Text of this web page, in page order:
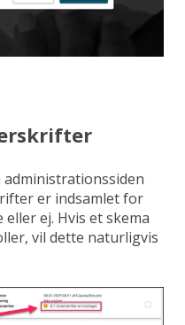
er indsamlet for
ej. Hvis et skema
vil dette naturligvis